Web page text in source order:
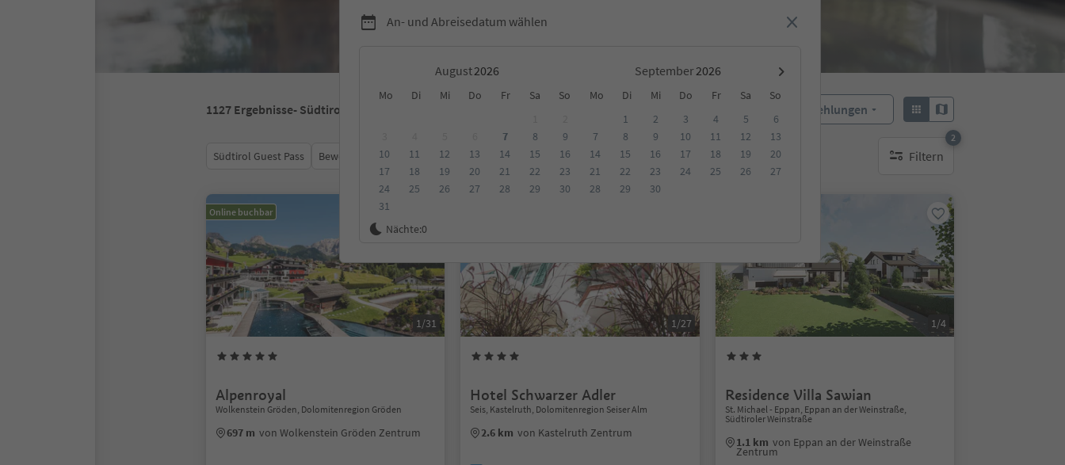
An- und Abreisedatum wählen
August September
Mo Di Mi Do Fr Sa So Mo Di Mi Do Fr Sa
So
7 8
9
10
11 12 13 14 15
16
17
18 19 20 21 22
23
24
25 26 27 28 29
30
31
1 2 3 4 5
6
7
8 9 10 11 12
13
14
15 16 17 18 19
20
21
22 23 24 25 26
27
28
29 30
Nächte:0
1127 Ergebnisse- Südtirol Empfehlungen
Südtirol Guest Pass Bewertungen Kategorie Verpflegungsart Nachhaltige Unterkunft Filtern
2
aktive Filter
Online buchbar
1/31
Alpenroyal
Wolkenstein Gröden, Dolomitenregion Gröden
697 m von Wolkenstein Gröden Zentrum
1/27
Hotel Schwarzer Adler
Seis, Kastelruth, Dolomitenregion Seiser Alm
2.6 km von Kastelruth Zentrum
1/4
Residence Villa Sawian
St. Michael - Eppan, Eppan an der Weinstraße,
Südtiroler Weinstraße
1.1 km von Eppan an der Weinstraße
Zentrum